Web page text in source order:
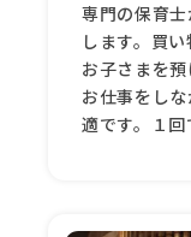
専門の保育
します。買
お子さまを
お仕事をし
適です。１回